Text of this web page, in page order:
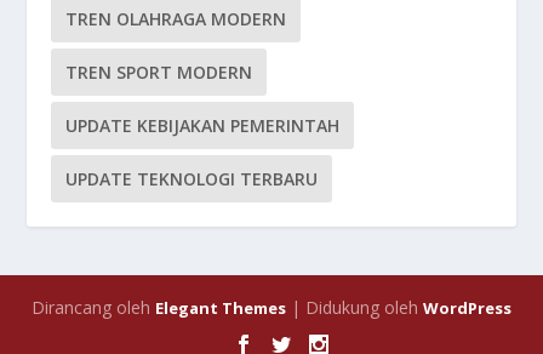
TREN OLAHRAGA MODERN
TREN SPORT MODERN
UPDATE KEBIJAKAN PEMERINTAH
UPDATE TEKNOLOGI TERBARU
Dirancang oleh Elegant Themes | Didukung oleh WordPress